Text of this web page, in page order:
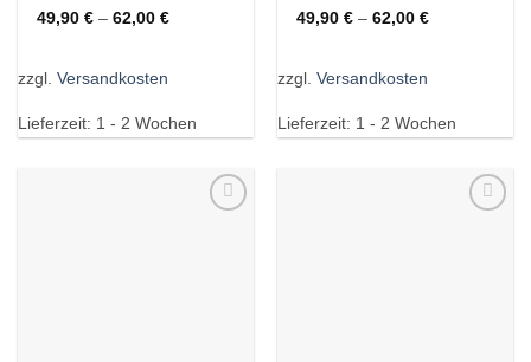
49,90€ –62,00€
zzgl. Versandkosten
Lieferzeit: 1 - 2 Wochen
49,90€ –62,00€
zzgl. Versandkosten
Lieferzeit: 1 - 2 Wochen